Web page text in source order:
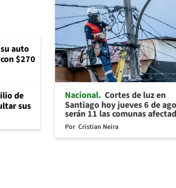
auto
$270
de
sus
Nacional Cortes de luz en
Santiago hoy jueves 6 de
serán 11 las comunas
Por Cristian Neira